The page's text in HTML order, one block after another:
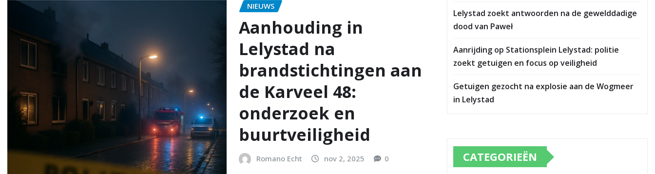
NIEUWS
Aanhouding in
Lelystad na
brandstichtingen aan
de Karveel 48:
onderzoek en
buurtveiligheid
Romano Echt nov 2, 2025 0
Lelystad zoekt antwoorden na de gewelddadige
dood van Paweł
Aanrijding op Stationsplein Lelystad: politie
zoekt getuigen en focus op veiligheid
Getuigen gezocht na explosie aan de Wogmeer
in Lelystad
CATEGORIEËN